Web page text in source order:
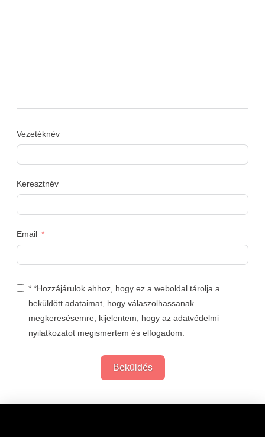
Vezetéknév
Keresztnév
Email
* *Hozzájárulok ahhoz, hogy ez a weboldal tárolja a
beküldött adataimat, hogy válaszolhassanak
megkeresésemre, kijelentem, hogy az adatvédelmi
nyilatkozatot megismertem és elfogadom.
Beküldés